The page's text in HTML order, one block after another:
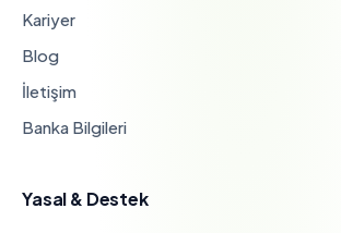
Kariyer
Blog
İletişim
Banka Bilgileri
Yasal & Destek